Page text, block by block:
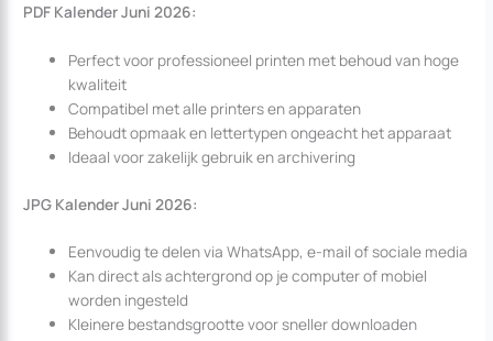
PDF Kalender Juni 2026:
Perfect voor professioneel printen met behoud van hoge
kwaliteit
Compatibel met alle printers en apparaten
Behoudt opmaak en lettertypen ongeacht het apparaat
Ideaal voor zakelijk gebruik en archivering
JPG Kalender Juni 2026:
Eenvoudig te delen via WhatsApp, e-mail of sociale media
Kan direct als achtergrond op je computer of mobiel
worden ingesteld
Kleinere bestandsgrootte voor sneller downloaden